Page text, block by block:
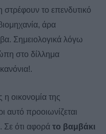
στρέφουν το επενδυτικό
άρα
Σημειολογικά λόγω
στο δίλλημα
η οικονομία της
αυτό προοιωνίζεται
Σε ότι αφορά το βαμβάκι